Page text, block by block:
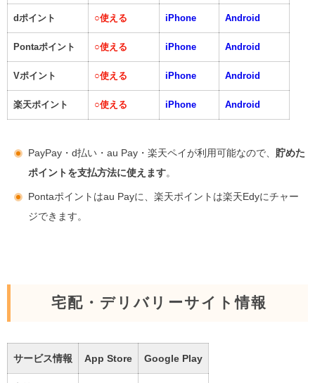
dポイント ○使える iPhone Android
Pontaポイント ○使える iPhone Android
Vポイント ○使える iPhone Android
楽天ポイント ○使える iPhone Android
PayPay・d払い・au Pay・楽天ペイが利用可能なので、 貯めた
ポイントを支払方法に使えます。
Pontaポイントはau Payに、楽天ポイントは楽天Edyにチャー
ジできます。
宅配・デリバリーサイト情報
サービス情報 App Store Google Play